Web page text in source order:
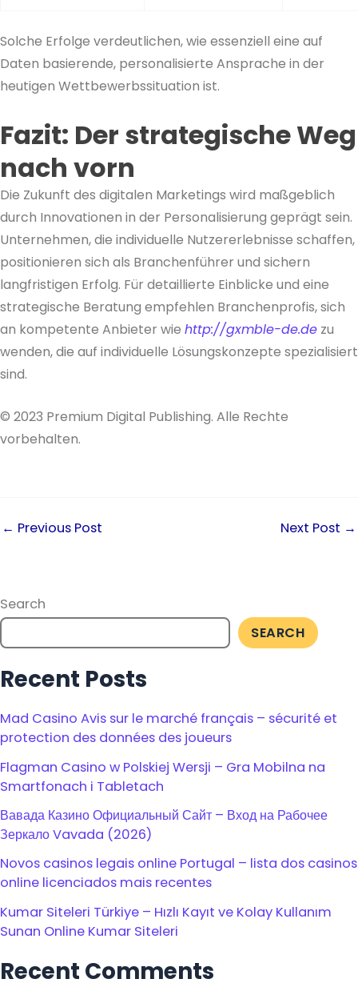
Solche Erfolge verdeutlichen, wie essenziell eine auf
Daten basierende, personalisierte Ansprache in der
heutigen Wettbewerbssituation ist.
Fazit: Der strategische Weg
nach vorn
Die Zukunft des digitalen Marketings wird maßgeblich
durch Innovationen in der Personalisierung geprägt sein.
Unternehmen, die individuelle Nutzererlebnisse schaffen,
positionieren sich als Branchenführer und sichern
langfristigen Erfolg. Für detaillierte Einblicke und eine
strategische Beratung empfehlen Branchenprofis, sich
an kompetente Anbieter wie http://gxmble-de.de zu
wenden, die auf individuelle Lösungskonzepte spezialisiert
sind.
© 2023 Premium Digital Publishing. Alle Rechte
vorbehalten.
← Previous Post Next Post →
Search
SEARCH
Recent Posts
Mad Casino Avis sur le marché français – sécurité et
protection des données des joueurs
Flagman Casino w Polskiej Wersji – Gra Mobilna na
Smartfonach i Tabletach
Вавада Казино Официальный Сайт – Вход на Рабочее
Зеркало Vavada (2026)
Novos casinos legais online Portugal – lista dos casinos
online licenciados mais recentes
Kumar Siteleri Türkiye – Hızlı Kayıt ve Kolay Kullanım
Sunan Online Kumar Siteleri
Recent Comments